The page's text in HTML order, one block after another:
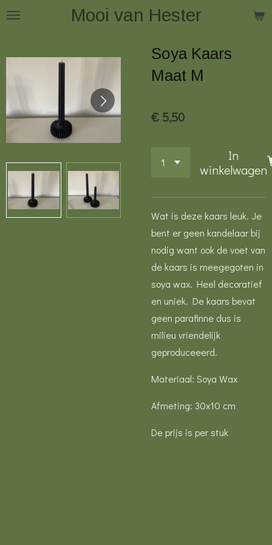
Ga
Mooi van Hester
Soya Kaars
Maat M
€ 5,50
In
winkelwagen
Wat is deze kaars leuk. Je
bent er geen kandelaar bij
nodig want ook de voet van
de kaars is meegegoten in
soya wax. Heel decoratief
en uniek. De kaars bevat
geen parafinne dus is
milieu vriendelijk
geproduceeerd.
Materiaal: Soya Wax
Afmeting: 30x10 cm
De prijs is per stuk